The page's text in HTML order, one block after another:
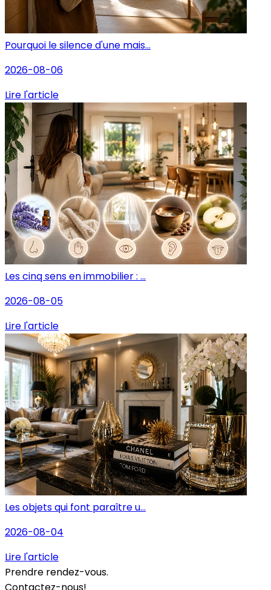
Pourquoi le silence d'une mais...
2026-08-06
Lire l'article
Les cinq sens en immobilier : ...
2026-08-05
Lire l'article
Les objets qui font paraître u...
2026-08-04
Lire l'article
Prendre rendez-vous.